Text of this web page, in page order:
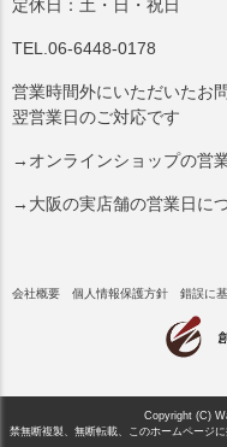
定休日：土・日・祝日
TEL.06-6448-0178
営業時間外にいただいたお
翌営業日のご対応です
→オンラインショップの営
→大阪の実店舗の営業日に
会社概要 個人情報保護方針 錯誤に
Copyright (C)
禁無断複製、無断転載、このホームページ